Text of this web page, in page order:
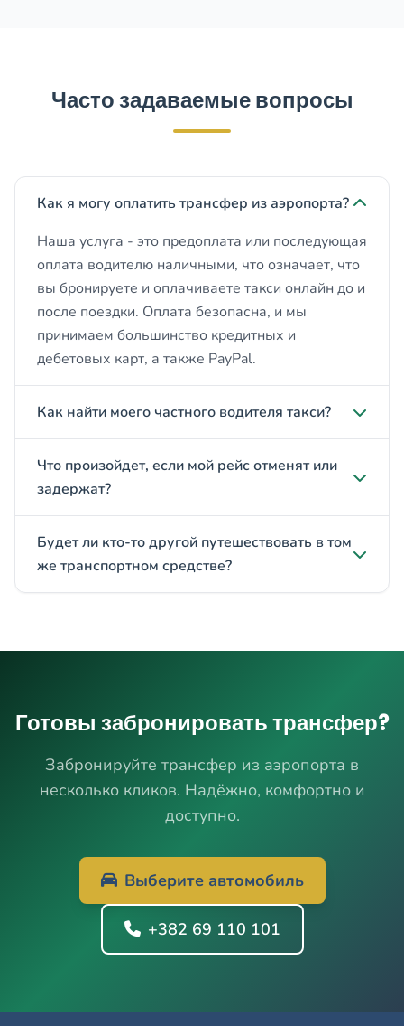
Часто задаваемые вопросы
Как я могу оплатить трансфер из аэропорта?
Наша услуга - это предоплата или последующая
оплата водителю наличными, что означает, что
вы бронируете и оплачиваете такси онлайн до и
после поездки. Оплата безопасна, и мы
принимаем большинство кредитных и
дебетовых карт, а также PayPal.
Как найти моего частного водителя такси?
Что произойдет, если мой рейс отменят или
задержат?
Будет ли кто-то другой путешествовать в том
же транспортном средстве?
Готовы забронировать трансфер?
Забронируйте трансфер из аэропорта в
несколько кликов. Надёжно, комфортно и
доступно.
Выберите автомобиль
+382 69 110 101